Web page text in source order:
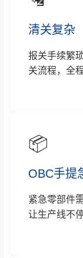
清关复杂
报关手续繁
关流程，全
📦
OBC手提
紧急零部件
让生产线不停